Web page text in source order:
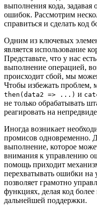
выполнения кода, задавая
ошибок. Рассмотрим
справиться и сделать код
Одним из ключевых
является использование
Представьте, что у нас есть
выполнение операцией,
происходит сбой, мы
Чтобы избежать проблем,
then(data2 => ...) и
не только обрабатывать
реагировать на
Иногда возникает
промисов одновременно.
выполнение, которое
внимания к управлению
помощь приходит
перехватывать ошибки на
позволяет грамотно
функциях, делая код
дальнейшей поддержки.